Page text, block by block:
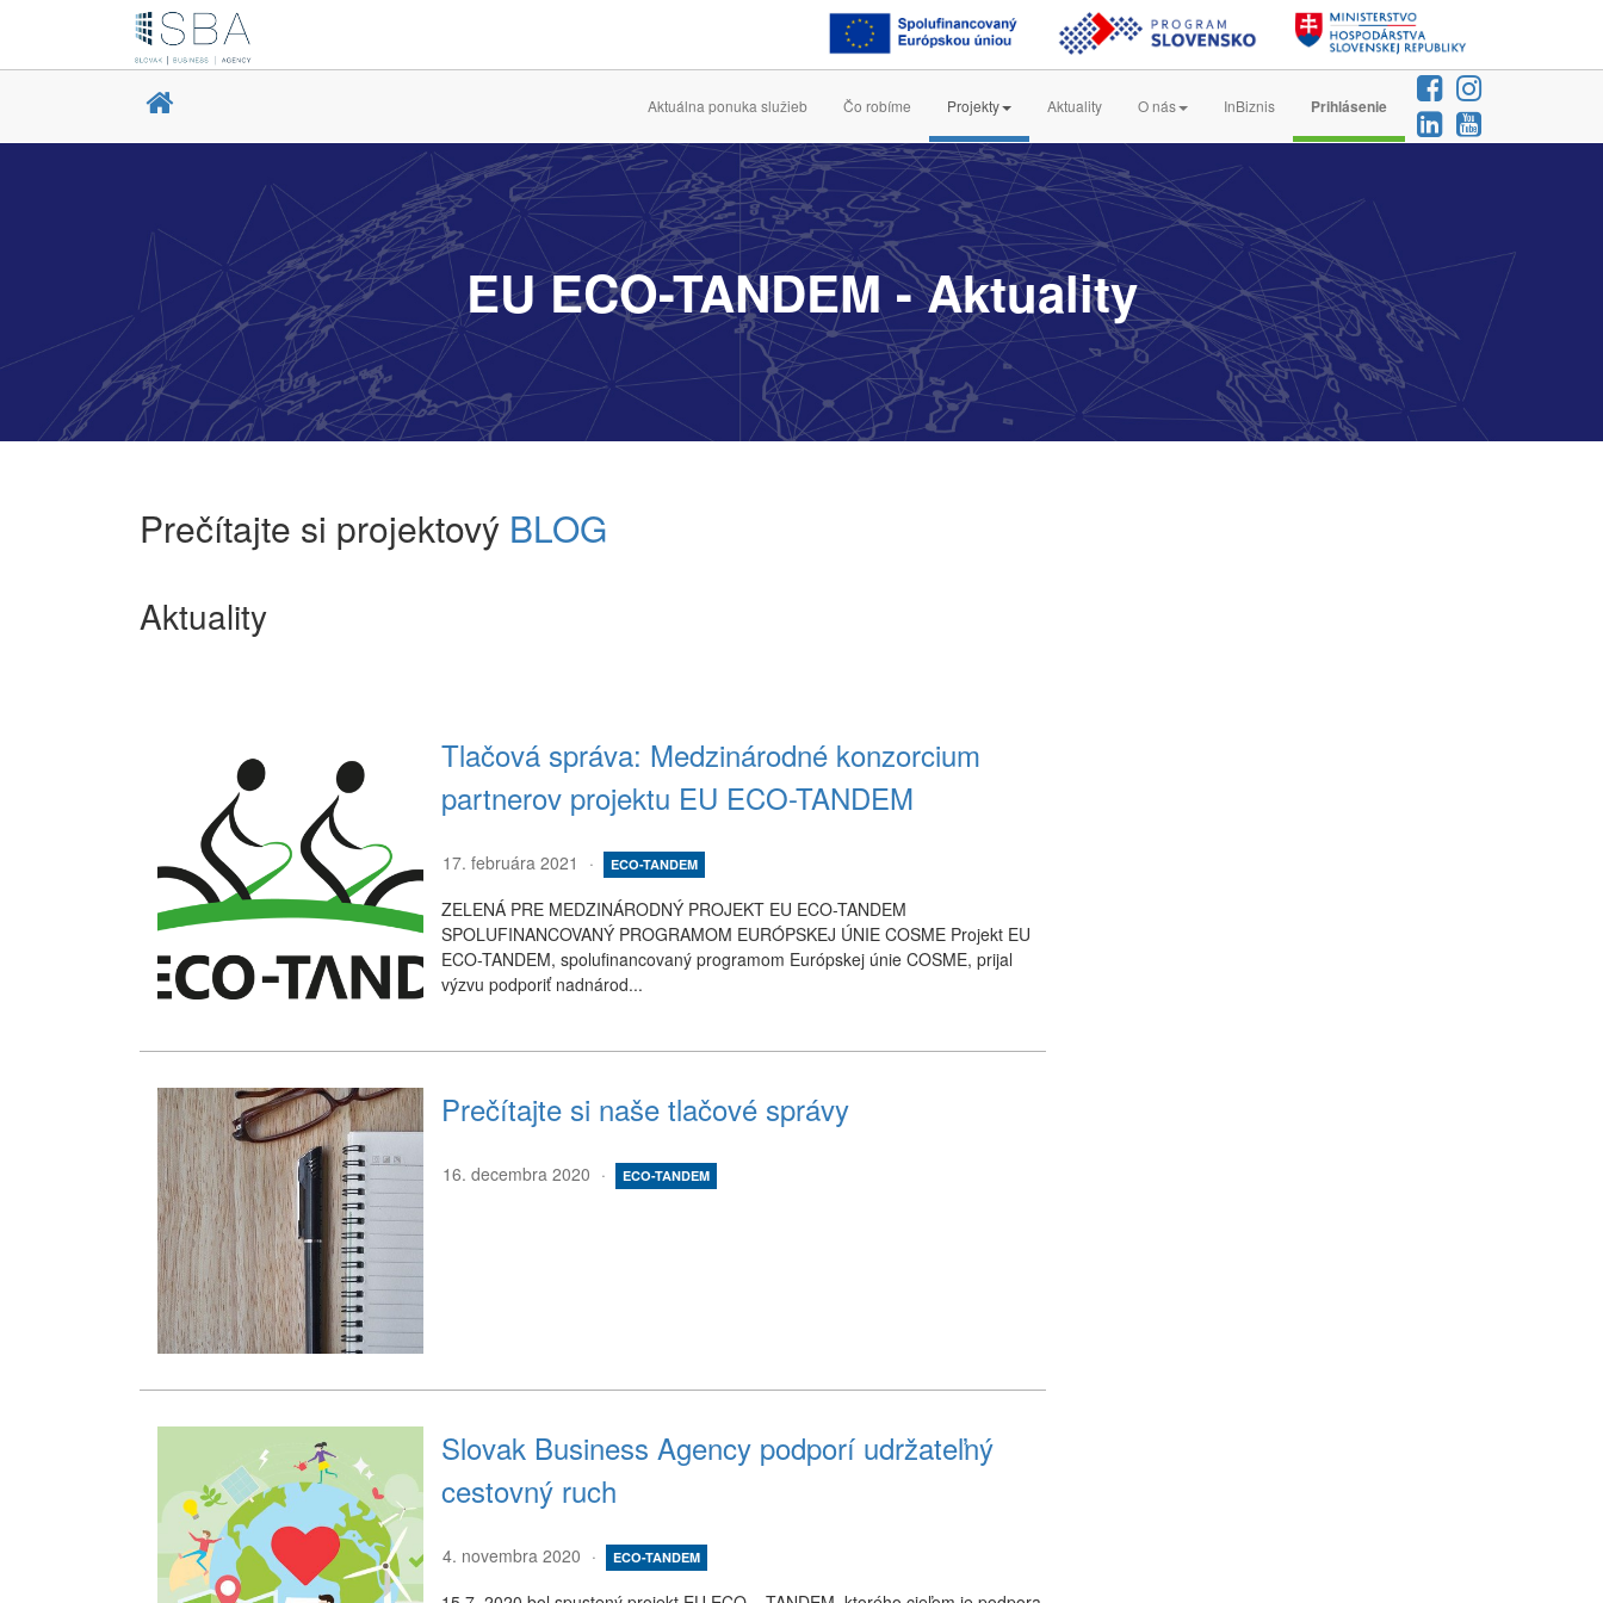
Aktuálna ponuka služieb Čo robíme Projekty Aktuality O nás InBiznis Prihlásenie
EU ECO-TANDEM - Aktuality
Prečítajte si projektový BLOG
Aktuality
Tlačová správa: Medzinárodné konzorcium
partnerov projektu EU ECO-TANDEM
17. februára 2021 ECO-TANDEM
ZELENÁ PRE MEDZINÁRODNÝ PROJEKT EU ECO-TANDEM
SPOLUFINANCOVANÝ PROGRAMOM EURÓPSKEJ ÚNIE COSME Projekt EU
ECO-TANDEM, spolufinancovaný programom Európskej únie COSME, prijal
výzvu podporiť nadnárod...
Prečítajte si naše tlačové správy
16. decembra 2020 ECO-TANDEM
Slovak Business Agency podporí udržateľný
cestovný ruch
4. novembra 2020 ECO-TANDEM